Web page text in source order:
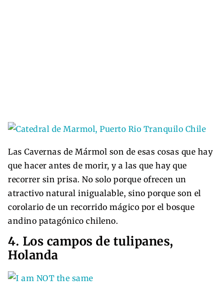
Las Cavernas de Mármol son de esas cosas que hay
que hacer antes de morir, y a las que hay que
recorrer sin prisa. No solo porque ofrecen un
atractivo natural inigualable, sino porque son el
corolario de un recorrido mágico por el bosque
andino patagónico chileno.
4. Los campos de tulipanes,
Holanda